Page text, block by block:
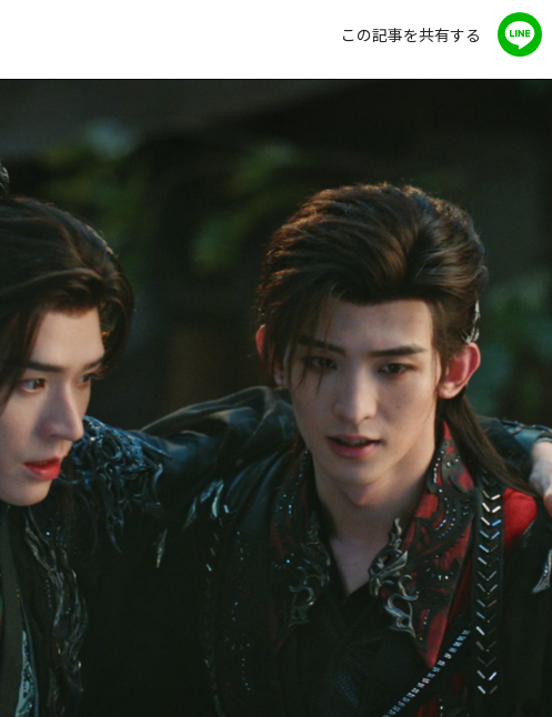
この記事を共有する